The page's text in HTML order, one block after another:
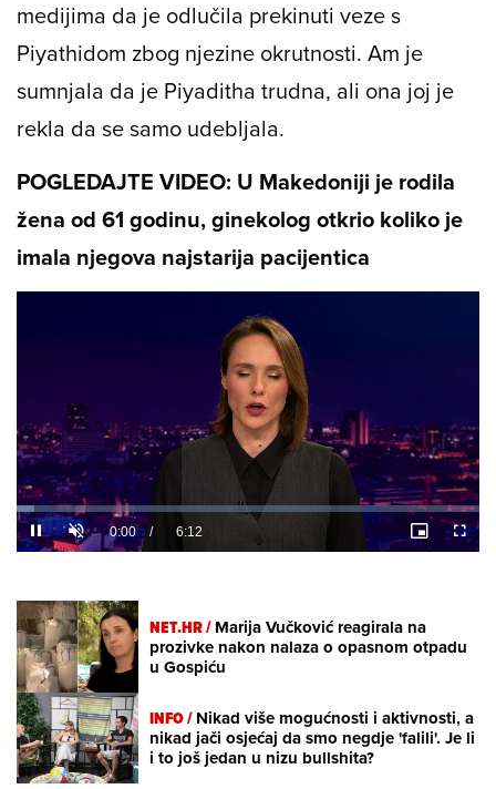
medijima da je odlučila prekinuti veze s
Piyathidom zbog njezine okrutnosti. Am je
sumnjala da je Piyaditha trudna, ali ona joj je
rekla da se samo udebljala.
POGLEDAJTE VIDEO: U Makedoniji je rodila
žena od 61 godinu, ginekolog otkrio koliko je
imala njegova najstarija pacijentica
Unmute /
Loaded:
3.88%
NET.HR /Marija Vučković reagirala na
prozivke nakon nalaza o opasnom otpadu
u Gospiću
INFO /Nikad više mogućnosti i aktivnosti, a
nikad jači osjećaj da smo negdje 'falili'. Je li
i to još jedan u nizu bullshita?